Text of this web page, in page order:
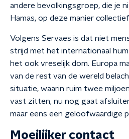
andere bevolkingsgroep, die je
Hamas, op deze manier
Volgens Servaes is dat niet
strijd met het internationaal
het ook vreselijk dom. Europa
van de rest van de wereld
situatie, waarin ruim twee
vast zitten, nu nog gaat
maar eens een geloofwaardige
Moeilijker contact